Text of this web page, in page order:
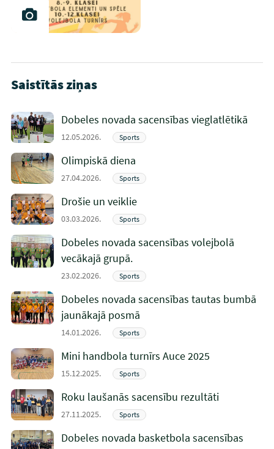
Saistītās ziņas
Dobeles novada sacensības vieglatlētikā
12.05.2026. Sports
Olimpiskā diena
27.04.2026. Sports
Drošie un veiklie
03.03.2026. Sports
Dobeles novada sacensības volejbolā
vecākajā grupā.
23.02.2026. Sports
Dobeles novada sacensības tautas bumbā
jaunākajā posmā
14.01.2026. Sports
Mini handbola turnīrs Auce 2025
15.12.2025. Sports
Roku laušanās sacensību rezultāti
27.11.2025. Sports
Dobeles novada basketbola sacensības